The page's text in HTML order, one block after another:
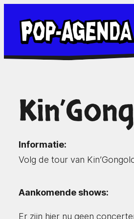
naar
inhoud
Informatie:
Volg de tour van
Aankomende shows:
Er zijn hier nu geen